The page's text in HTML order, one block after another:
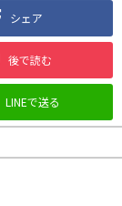
シェア
後で読む
LINEで送る